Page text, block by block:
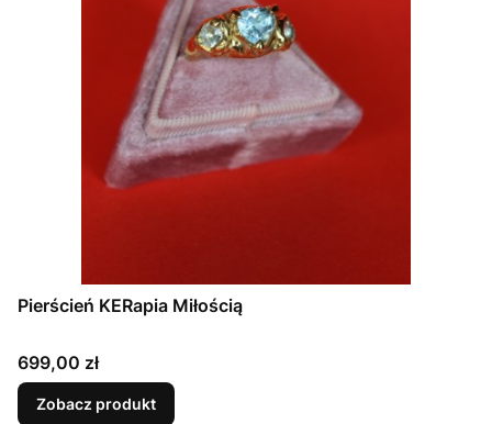
Pierścień KERapia Miłością
Cena
699,00 zł
Zobacz produkt